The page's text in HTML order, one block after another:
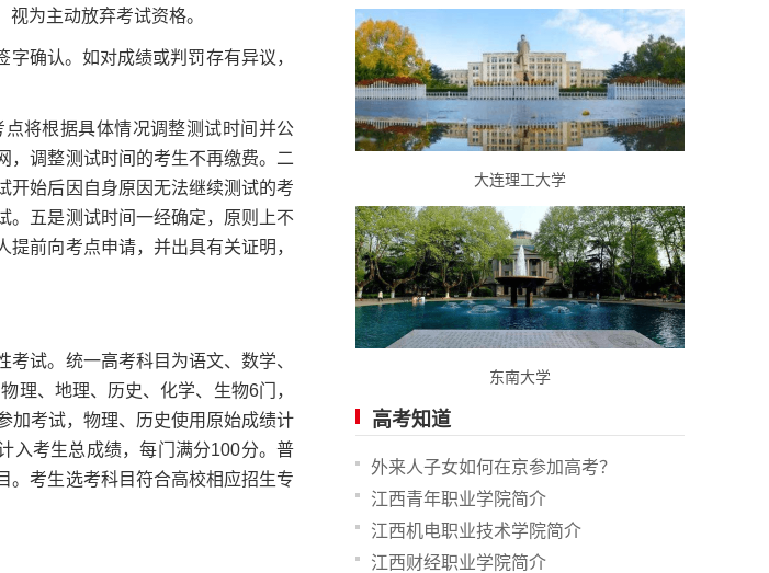
为主动放弃考试资格。
确认。如对成绩或判罚存有异议，
将根据具体情况调整测试时间并公
，调整测试时间的考生不再缴费。二
开始后因自身原因无法继续测试的考
。五是测试时间一经确定，原则上不
前向考点申请，并出具有关证明，
试。统一高考科目为语文、数学、
理、地理、历史、化学、生物6门，
加考试，物理、历史使用原始成绩计
入考生总成绩，每门满分100分。普
。考生选考科目符合高校相应招生专
大连理工大学
东南大学
高考知道
外来人子女如何在京参加高考？
江西青年职业学院简介
江西机电职业技术学院简介
江西财经职业学院简介